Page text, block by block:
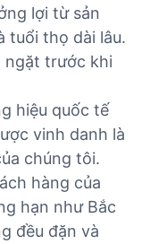
lợi từ sản
tuổi thọ dài lâu.
ngặt trước khi
hiệu quốc tế
vinh danh là
chúng tôi.
hàng của
hạn như Bắc
đều đặn và